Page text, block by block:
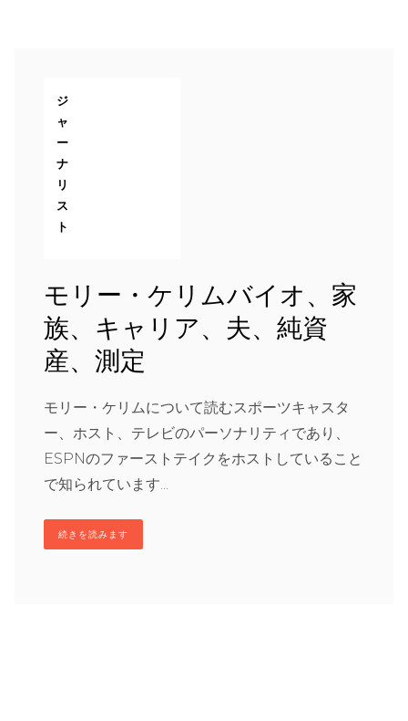
ジ
ャ
ー
ナ
リ
ス
ト
モリー・ケリムバイオ、家
族、キャリア、夫、純資
産、測定
モリー・ケリムについて読むスポーツキャスタ
ー、ホスト、テレビのパーソナリティであり、
ESPNのファーストテイクをホストしていること
で知られています...
続きを読みます